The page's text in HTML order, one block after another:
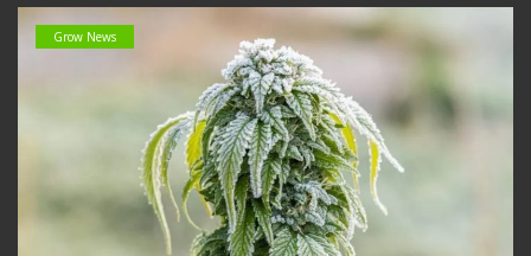
Grow News